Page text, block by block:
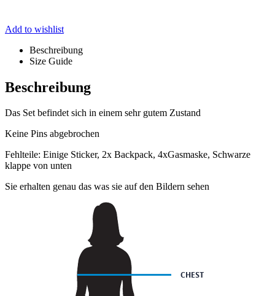
Add to wishlist
Beschreibung
Size Guide
Beschreibung
Das Set befindet sich in einem sehr gutem Zustand
Keine Pins abgebrochen
Fehlteile: Einige Sticker, 2x Backpack, 4xGasmaske, Schwarze
klappe von unten
Sie erhalten genau das was sie auf den Bildern sehen